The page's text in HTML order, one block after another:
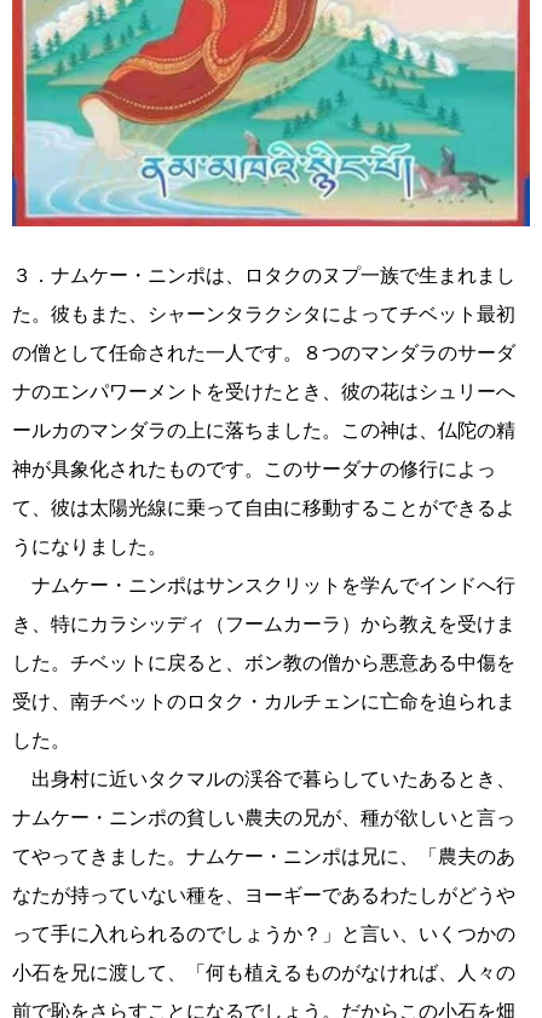
３．ナムケー・ニンポは、ロタクのヌプ一族で生まれまし
た。彼もまた、シャーンタラクシタによってチベット最初
の僧として任命された一人です。８つのマンダラのサーダ
ナのエンパワーメントを受けたとき、彼の花はシュリーへ
ールカのマンダラの上に落ちました。この神は、仏陀の精
神が具象化されたものです。このサーダナの修行によっ
て、彼は太陽光線に乗って自由に移動することができるよ
うになりました。
ナムケー・ニンポはサンスクリットを学んでインドへ行
き、特にカラシッディ（フームカーラ）から教えを受けま
した。チベットに戻ると、ボン教の僧から悪意ある中傷を
受け、南チベットのロタク・カルチェンに亡命を迫られま
した。
出身村に近いタクマルの渓谷で暮らしていたあるとき、
ナムケー・ニンポの貧しい農夫の兄が、種が欲しいと言っ
てやってきました。ナムケー・ニンポは兄に、「農夫のあ
なたが持っていない種を、ヨーギーであるわたしがどうや
って手に入れられるのでしょうか？」と言い、いくつかの
小石を兄に渡して、「何も植えるものがなければ、人々の
前で恥をさらすことになるでしょう。だからこの小石を畑